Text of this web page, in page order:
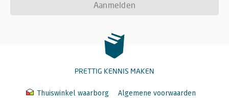
Aanmelden
PRETTIG KENNIS MAKEN
Thuiswinkel waarborg
Algemene voorwaarden